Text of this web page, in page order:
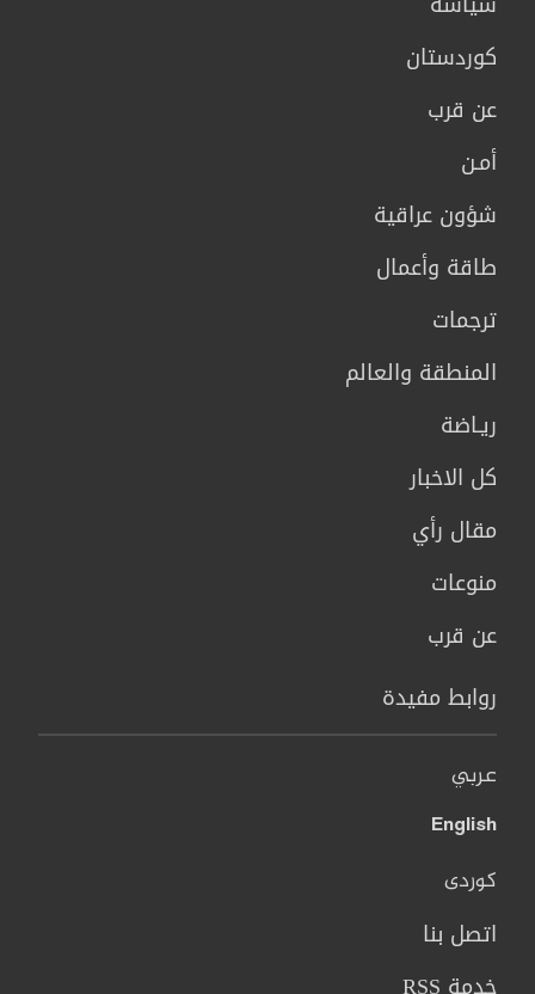
كوردستان
عن قرب
أمـن
شؤون عراقية
طاقة وأعمال
ترجمات
المنطقة والعالم
ريـاضة
كل الاخبار
مقال رأي
منوعات
عن قرب
روابط مفيدة
عربي
English
کوردی
اتصل بنا